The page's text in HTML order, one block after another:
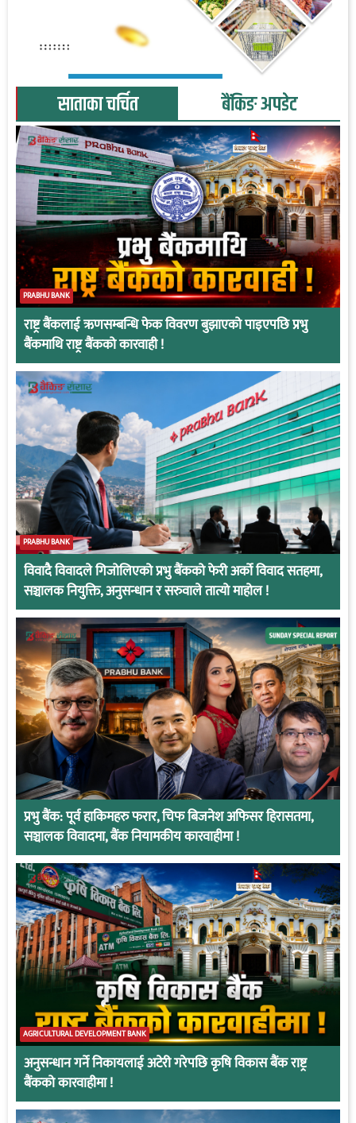
साताका चर्चित बैंकिङ अपडेट
PRABHU BANK
राष्ट्र बैंकलाई ऋणसम्बन्धि फेक विवरण बुझाएको पाइएपछि प्रभु
बैंकमाथि राष्ट्र बैंकको कारवाही !
PRABHU BANK
विवादै विवादले गिजोलिएको प्रभु बैंकको फेरी अर्को विवाद सतहमा,
सञ्चालक नियुक्ति, अनुसन्धान र सरुवाले तात्यो माहोल !
प्रभु बैंक: पूर्व हाकिमहरु फरार, चिफ बिजनेश अफिसर हिरासतमा,
सञ्चालक विवादमा, बैंक नियामकीय कारवाहीमा !
AGRICULTURAL DEVELOPMENT BANK
अनुसन्धान गर्ने निकायलाई अटेरी गरेपछि कृषि विकास बैंक राष्ट्र
बैंकको कारवाहीमा !